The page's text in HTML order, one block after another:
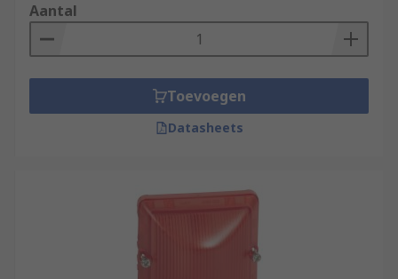
Aantal
Toevoegen
Datasheets